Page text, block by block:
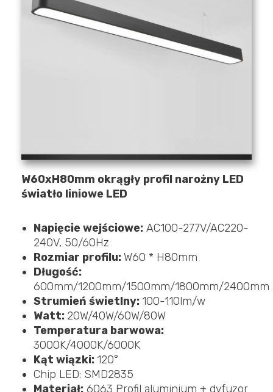
W60xH80mm okrągły profil narożny LED
światło liniowe LED
Napięcie wejściowe: AC100-277V/AC220-
240V, 50/60Hz
Rozmiar profilu: W60 * H80mm
Długość:
600mm/1200mm/1500mm/1800mm/2400mm
Strumień świetlny: 100-110lm/w
Watt: 20W/40W/60W/80W
Temperatura barwowa:
3000K/4000K/6000K
Kąt wiązki: 120°
Chip LED: SMD2835
Materiał: 6063 Profil aluminium + dyfuzor